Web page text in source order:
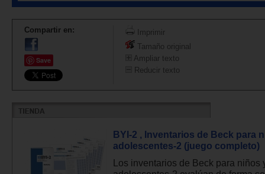
Compartir en:
Save
Imprimir
Tamaño original
Ampliar texto
Reducir texto
BYI-2 , Inventarios de Beck para
adolescentes-2 (juego completo)
Los inventarios de Beck para niños